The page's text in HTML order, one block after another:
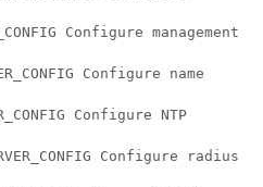
Configure management
Configure name
Configure NTP
Configure radius